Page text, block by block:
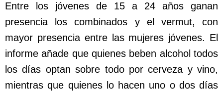
Entre los jóvenes de 15 a 24 años ganan
presencia los combinados y el vermut, con
mayor presencia entre las mujeres jóvenes. El
informe añade que quienes beben alcohol todos
los días optan sobre todo por cerveza y vino,
mientras que quienes lo hacen uno o dos días